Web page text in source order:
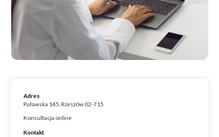
Adres
Puławska 145, Rzeszów 02-715
Konsultacja online
Kontakt